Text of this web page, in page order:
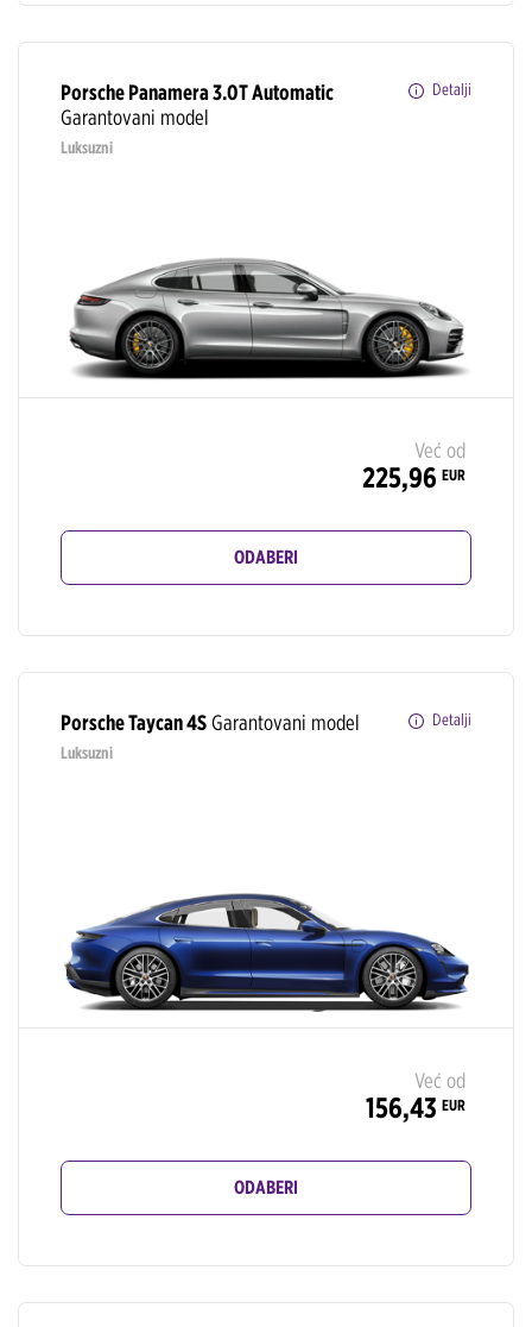
Porsche Panamera 3.0T Automatic
Garantovani model
Detalji
Luksuzni
Već od
225,96 EUR
ODABERI
Porsche Taycan 4SGarantovani model
Detalji
Luksuzni
Već od
156,43 EUR
ODABERI